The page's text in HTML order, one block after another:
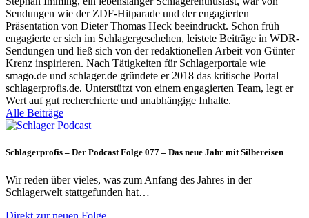
Sendungen wie der ZDF-Hitparade und der engagierten
Präsentation von Dieter Thomas Heck beeindruckt. Schon früh
engagierte er sich im Schlagergeschehen, leistete Beiträge in WDR-
Sendungen und ließ sich von der redaktionellen Arbeit von Günter
Krenz inspirieren. Nach Tätigkeiten für Schlagerportale wie
smago.de und schlager.de gründete er 2018 das kritische Portal
schlagerprofis.de. Unterstützt von einem engagierten Team, legt er
Wert auf gut recherchierte und unabhängige Inhalte.
Alle Beiträge
Schlagerprofis – Der Podcast Folge 077 – Das neue Jahr mit Silbereisen
Wir reden über vieles, was zum Anfang des Jahres in der
Schlagerwelt stattgefunden hat…
Direkt zur neuen Folge